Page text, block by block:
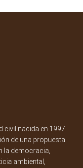
nacida en 1997.
de una propuesta
la democracia,
ambiental,